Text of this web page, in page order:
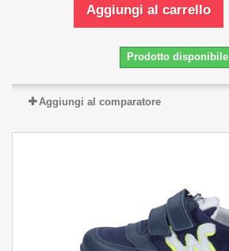
Aggiungi al carrello
Prodotto disponibile
Aggiungi al comparatore